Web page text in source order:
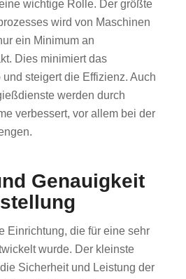
wichtige Rolle. Der größte
wird von Maschinen
ein Minimum an
Dies minimiert das
steigert die Effizienz. Auch
werden durch
verbessert, vor allem bei der
Genauigkeit
Einrichtung, die für eine sehr
wurde. Der kleinste
Sicherheit und Leistung der